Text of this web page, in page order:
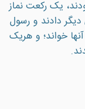
یک رکعت نماز
دادند و رسول
خواند؛ و هریک